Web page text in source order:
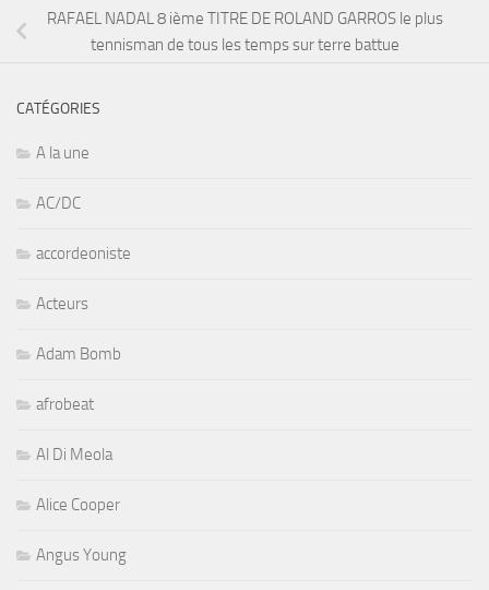
RAFAEL NADAL 8 ième TITRE DE ROLAND GARROS le plus
tennisman de tous les temps sur terre battue
CATÉGORIES
A la une
AC/DC
accordeoniste
Acteurs
Adam Bomb
afrobeat
Al Di Meola
Alice Cooper
Angus Young